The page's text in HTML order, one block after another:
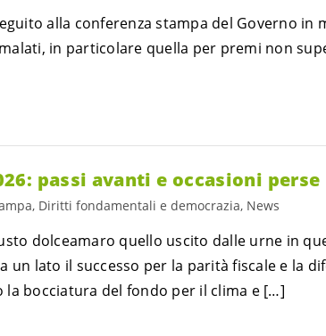
alla conferenza stampa del Governo in
in particolare quella per premi non
passi avanti e occasioni perse
Diritti fondamentali e democrazia, News
dolceamaro quello uscito dalle urne in
un lato il successo per la parità fiscale e la
la bocciatura del fondo per il clima e […]